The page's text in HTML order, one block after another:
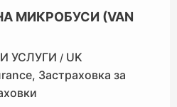
МИКРОБУСИ (VAN
УСЛУГИ / UK
, Застраховка за